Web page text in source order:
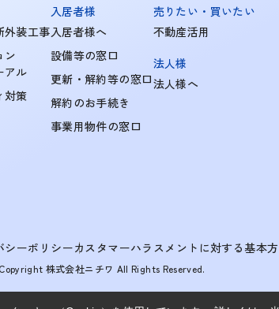
外装工事
ン
アル
対策
入居者様
入居者様へ
設備等の窓口
更新・解約等の窓口
解約のお手続き
事業用物件の窓口
売りたい・買いたい
不動産活用
法人様
法人様へ
シーポリシーカスタマーハラスメントに対する基本
Copyright 株式会社ニチワ All Rights Reserved.